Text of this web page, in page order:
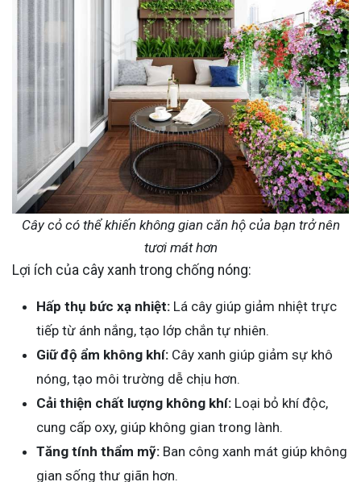
Cây cỏ có thể khiến không gian căn hộ của bạn trở nên
tươi mát hơn
Lợi ích của cây xanh trong chống nóng:
Hấp thụ bức xạ nhiệt: Lá cây giúp giảm nhiệt trực
tiếp từ ánh nắng, tạo lớp chắn tự nhiên.
Giữ độ ẩm không khí: Cây xanh giúp giảm sự khô
nóng, tạo môi trường dễ chịu hơn.
Cải thiện chất lượng không khí: Loại bỏ khí độc,
cung cấp oxy, giúp không gian trong lành.
Tăng tính thẩm mỹ: Ban công xanh mát giúp không
gian sống thư giãn hơn.